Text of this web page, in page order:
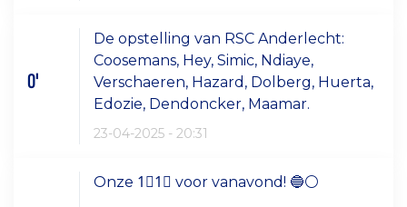
0'
De opstelling van RSC Anderlecht:
Coosemans, Hey, Simic, Ndiaye,
Verschaeren, Hazard, Dolberg, Huerta,
Edozie, Dendoncker, Maamar.
23-04-2025 - 20:31
Onze 1⃣1⃣ voor vanavond! 🔵⚪️